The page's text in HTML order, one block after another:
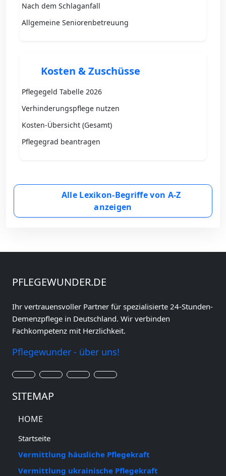
Nach dem Schlaganfall
Allgemeine Seniorenbetreuung
Kosten & Zuschüsse
Pflegegeld Tabelle 2026
Verhinderungspflege nutzen
Kosten-Übersicht (Gesamt)
Pflegegrad beantragen
Alle Lexikon-Begriffe von A-Z
anzeigen
PFLEGEWUNDER.DE
Ihr vertrauensvoller Partner für spezialisierte 24-Stunden-
Demenzpflege in Deutschland. Wir verbinden
Fachkompetenz mit Herzlichkeit.
Pflegewunder - über uns!
SITEMAP
HOME
Startseite
Vermittlung häusliche Pflegekraft
Vermittlung ukrainische Pflegekraft